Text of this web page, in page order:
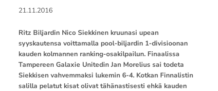
21.11.2016
Ritz Biljardin Nico Siekkinen kruunasi upean
syyskautensa voittamalla pool-biljardin 1-divisioonan
kauden kolmannen ranking-osakilpailun. Finaalissa
Tampereen Galaxie Unitedin Jan Morelius sai todeta
Siekkisen vahvemmaksi lukemin 6-4. Kotkan Finnalistin
salilla pelatut kisat olivat tähänastisesti ehkä kauden